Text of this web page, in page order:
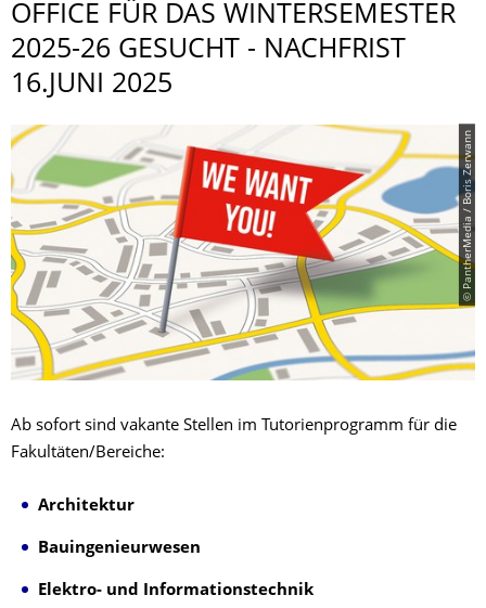
OFFICE FÜR DAS WINTERSEMESTER
2025-26 GESUCHT - NACHFRIST
16.JUNI 2025
© PantherMedia / Boris Zerwann
Ab sofort sind vakante Stellen im Tutorienprogramm für die
Fakultäten/Bereiche:
Architektur
Bauingenieurwesen
Elektro- und Informationstechnik